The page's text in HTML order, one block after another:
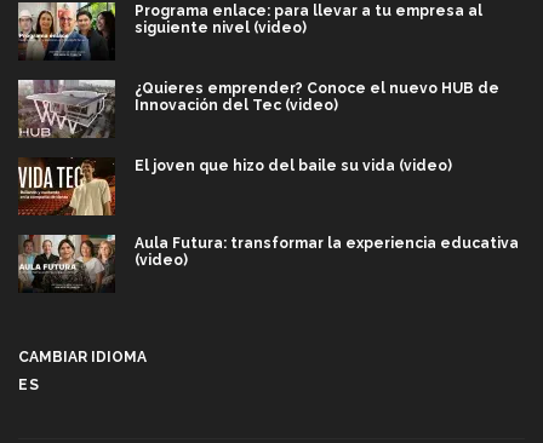
Programa enlace: para llevar a tu empresa al
siguiente nivel (video)
¿Quieres emprender? Conoce el nuevo HUB de
Innovación del Tec (video)
El joven que hizo del baile su vida (video)
Aula Futura: transformar la experiencia educativa
(video)
CAMBIAR IDIOMA
ES